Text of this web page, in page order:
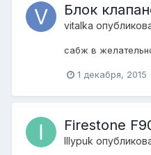
Блок
vitalka
сабж в
1 декабря, 2015
Firestone
IIIypuk